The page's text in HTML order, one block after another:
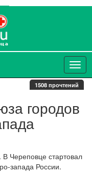
1508 прочтений
городов
Череповце стартовал
запада России.